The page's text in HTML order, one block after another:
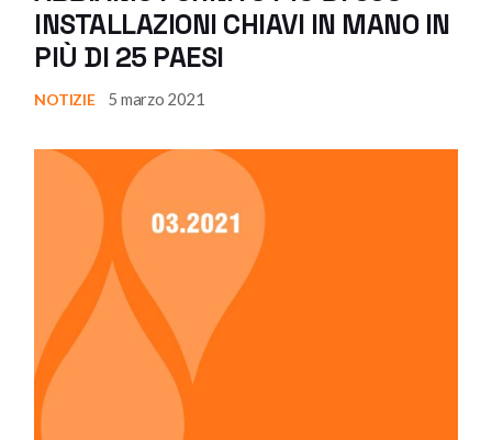
INSTALLAZIONI CHIAVI IN MANO IN
PIÙ DI 25 PAESI
NOTIZIE 5 marzo 2021